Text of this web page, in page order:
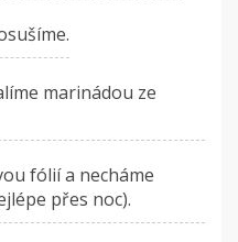
marinádou ze
fólií a necháme
přes noc).